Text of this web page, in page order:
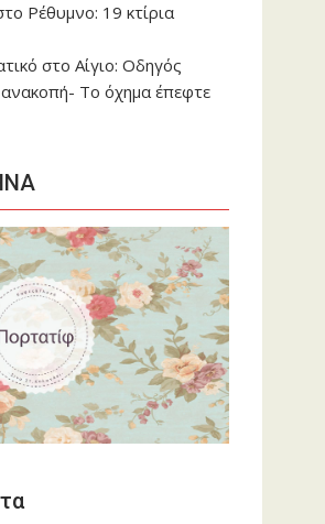
Ρέθυμνο: 19 κτίρια
στο Αίγιο: Οδηγός
Tο όχημα έπεφτε